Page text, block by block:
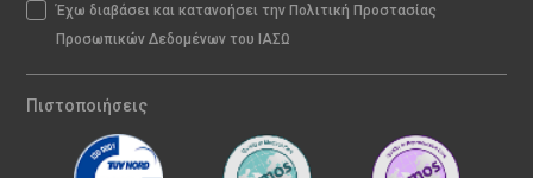
Έχω διαβάσει και κατανοήσει την Πολιτική Προστασίας
Προσωπικών Δεδομένων του ΙΑΣΩ
Πιστοποιήσεις